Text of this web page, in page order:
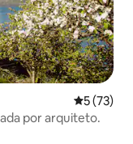
5 de uma
5 (73)
por arquiteto.